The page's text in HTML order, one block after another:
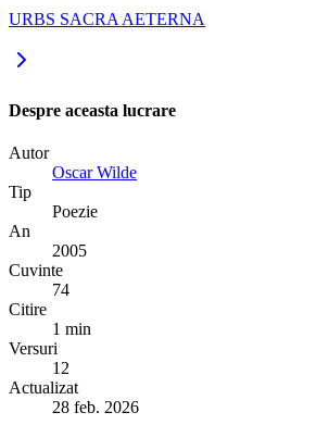
URBS SACRA AETERNA
Despre aceasta lucrare
Autor
Oscar Wilde
Tip
Poezie
An
2005
Cuvinte
74
Citire
1 min
Versuri
12
Actualizat
28 feb. 2026